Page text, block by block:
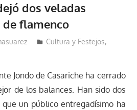
dos veladas
flamenco
Cultura y Festejos,
Jondo de Casariche ha cerrado
de los balances. Han sido dos
que un público entregadísimo ha